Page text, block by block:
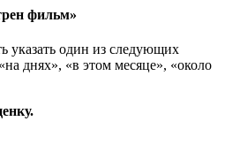
фильм»
указать один из следующих
днях», «в этом месяце», «около